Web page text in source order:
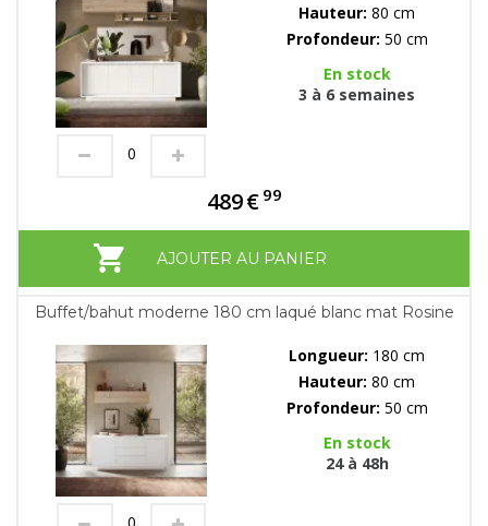
Hauteur: 80 cm
Profondeur: 50 cm
En stock
3 à 6 semaines
489€ 99
AJOUTER AU PANIER
Buffet/bahut moderne 180 cm laqué blanc mat Rosine
Longueur: 180 cm
Hauteur: 80 cm
Profondeur: 50 cm
En stock
24 à 48h